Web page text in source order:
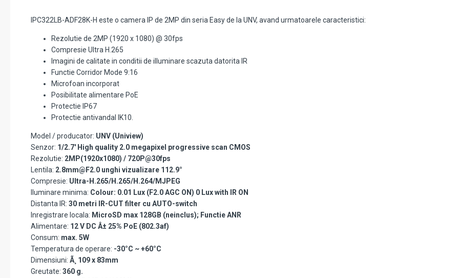
IPC322LB-ADF28K-H este o camera IP de 2MP din seria Easy de la UNV, avand urmatoarele caracteristici:
Rezolutie de 2MP (1920 x 1080) @ 30fps
Compresie Ultra H.265
Imagini de calitate in conditii de iIluminare scazuta datorita IR
Functie Corridor Mode 9:16
Microfoan incorporat
Posibilitate alimentare PoE
Protectie IP67
Protectie antivandal IK10.
Model / producator: UNV (Uniview)
Senzor: 1/2.7' High quality 2.0 megapixel progressive scan CMOS
Rezolutie: 2MP(1920x1080) / 720P@30fps
Lentila: 2.8mm@F2.0 unghi vizualizare 112.9°
Compresie: Ultra-H.265/H.265/H.264/MJPEG
Iluminare minima: Colour: 0.01 Lux (F2.0 AGC ON) 0 Lux with IR ON
Distanta IR: 30 metri IR-CUT filter cu AUTO-switch
Inregistrare locala: MicroSD max 128GB (neinclus); Functie ANR
Alimentare: 12 V DC Â± 25% PoE (802.3af)
Consum: max. 5W
Temperatura de operare: -30°C ~ +60°C
Dimensiuni: Ã¸ 109 x 83mm
Greutate: 360 g.